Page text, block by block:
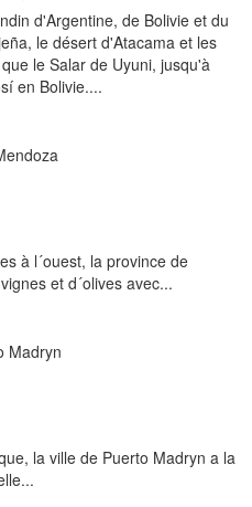
d'Argentine, de Bolivie et du
le désert d'Atacama et les
le Salar de Uyuni, jusqu'à
en Bolivie....
à l´ouest, la province de
et d´olives avec...
la ville de Puerto Madryn a la